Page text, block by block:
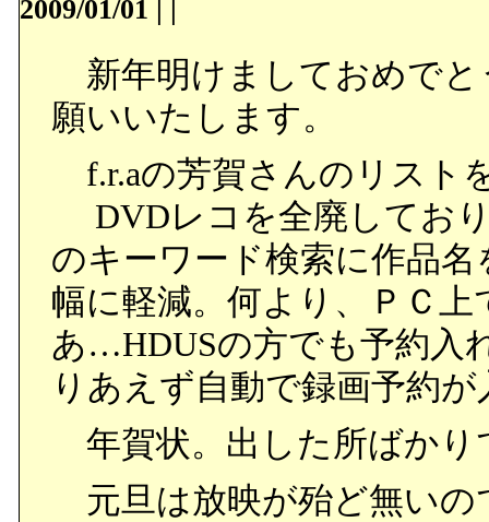
2009/01/01 | |
新年明けましておめでと
願いいたします。
f.r.aの芳賀さんのリスト
DVDレコを全廃してお
のキーワード検索に作品
幅に軽減。何より、ＰＣ
あ…HDUSの方でも予約入
りあえず自動で録画予約
年賀状。出した所ばかり
元旦は放映が殆ど無いの